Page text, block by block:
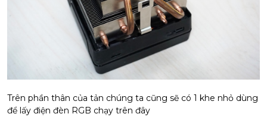
Trên phần thân của tản chúng ta cũng sẽ có 1 khe nhỏ dùng
để lấy điện đèn RGB chạy trên đây